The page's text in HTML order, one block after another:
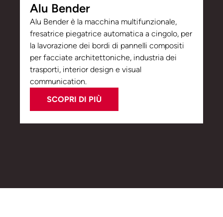
Alu Bender
Alu Bender è la macchina multifunzionale,
fresatrice piegatrice automatica a cingolo, per
la lavorazione dei bordi di pannelli compositi
per facciate architettoniche, industria dei
trasporti, interior design e visual
communication.
SCOPRI DI PIÙ